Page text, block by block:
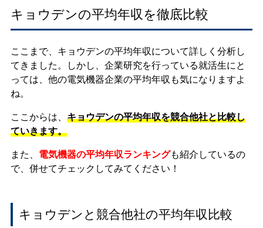
キョウデンの平均年収を徹底比較
ここまで、キョウデンの平均年収について詳しく分析し
てきました。しかし、企業研究を行っている就活生にと
っては、他の電気機器企業の平均年収も気になりますよ
ね。
ここからは、 キョウデンの平均年収を競合他社と比較し
ていきます。
また、 電気機器の平均年収ランキングも紹介しているの
で、併せてチェックしてみてください！
キョウデンと競合他社の平均年収比較